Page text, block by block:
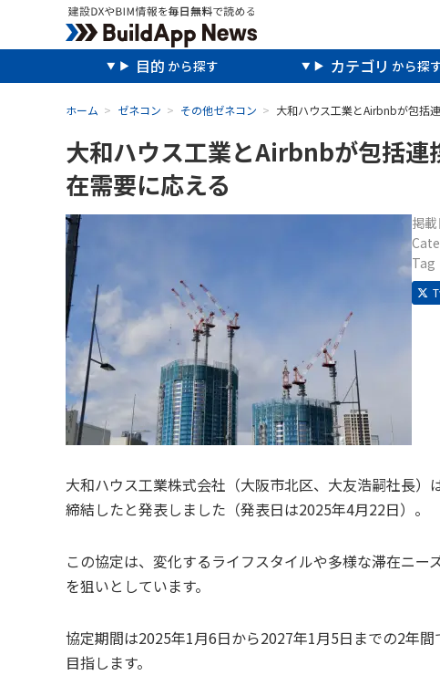
目的 カテゴリ
ホーム ゼネコン その他ゼネコン 大和ハウス工業とAirbnbが包括
大和ハウス工業とAirbnbが包括連
在需要に応える
掲載
Tag
大和ハウス工業株式会社（大阪市北区、大友浩嗣社長
締結したと発表しました（発表日は2025年4月22日）。
この協定は、変化するライフスタイルや多様な滞在ニ
を狙いとしています。
協定期間は2025年1月6日から2027年1月5日までの2年
目指します。